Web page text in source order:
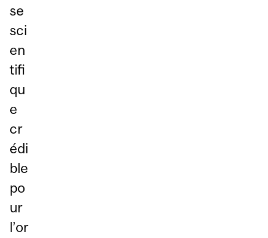
se
sci
en
tifi
qu
e
cr
édi
ble
po
ur
l’or